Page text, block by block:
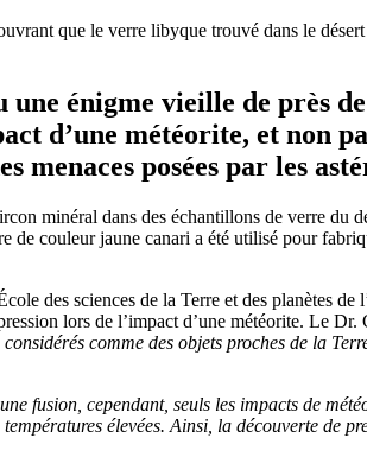
que le verre libyque trouvé dans le
énigme vieille de près
d’une météorite, et non
menaces posées par les
minéral dans des échantillons de verre du
de couleur jaune canari a été utilisé pour
des sciences de la Terre et des planètes
lors de l’impact d’une météorite. Le Dr.
comme des objets proches de la
fusion, cependant, seuls les impacts de
élevées. Ainsi, la découverte de